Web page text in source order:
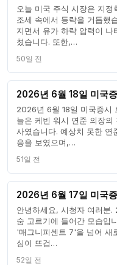
오늘 미국 주식 시장은 지
조세 속에서 등락을 거듭했
지면서 유가 하락 압력이 나
쳤습니다. 또한,…
50일 전
2026년 6월 18일 미국
2026년 6월 18일 미국증시
늘은 케빈 워시 연준 의장
사였습니다. 예상치 못한 연
응을 보였으며,…
51일 전
2026년 6월 17일 미국
안녕하세요, 시청자 여러분
숨 고르기에 들어간 모습입
'매그니피센트 7'을 넘어 새
심이 뜨겁…
52일 전